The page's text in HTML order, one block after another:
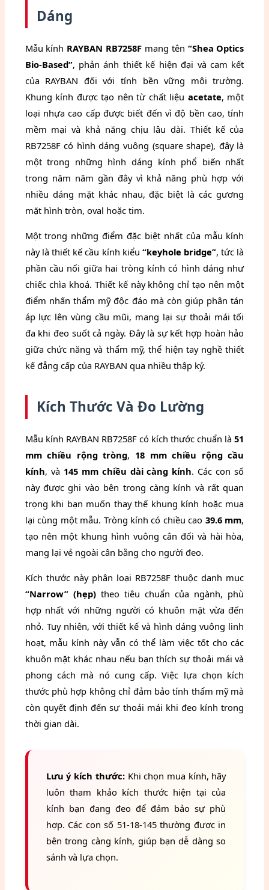
Dáng
Mẫu kính RAYBAN RB7258F mang tên “Shea Optics
Bio-Based”, phản ánh thiết kế hiện đại và cam kết
của RAYBAN đối với tính bền vững môi trường.
Khung kính được tạo nên từ chất liệu acetate, một
loại nhựa cao cấp được biết đến vì độ bền cao, tính
mềm mại và khả năng chịu lâu dài. Thiết kế của
RB7258F có hình dáng vuông (square shape), đây là
một trong những hình dáng kính phổ biến nhất
trong năm năm gần đây vì khả năng phù hợp với
nhiều dáng mặt khác nhau, đặc biệt là các gương
mặt hình tròn, oval hoặc tim.
Một trong những điểm đặc biệt nhất của mẫu kính
này là thiết kế cầu kính kiểu “keyhole bridge”, tức là
phần cầu nối giữa hai tròng kính có hình dáng như
chiếc chìa khoá. Thiết kế này không chỉ tạo nên một
điểm nhấn thẩm mỹ độc đáo mà còn giúp phân tán
áp lực lên vùng cầu mũi, mang lại sự thoải mái tối
đa khi đeo suốt cả ngày. Đây là sự kết hợp hoàn hảo
giữa chức năng và thẩm mỹ, thể hiện tay nghề thiết
kế đẳng cấp của RAYBAN qua nhiều thập kỷ.
Kích Thước Và Đo Lường
Mẫu kính RAYBAN RB7258F có kích thước chuẩn là51
mm chiều rộng tròng, 18 mm chiều rộng cầu
kính, và 145 mm chiều dài càng kính. Các con số
này được ghi vào bên trong càng kính và rất quan
trọng khi bạn muốn thay thế khung kính hoặc mua
lại cùng một mẫu. Tròng kính có chiều cao 39.6 mm,
tạo nên một khung hình vuông cân đối và hài hòa,
mang lại vẻ ngoài cân bằng cho người đeo.
Kích thước này phân loại RB7258F thuộc danh mục
“Narrow” (hẹp)theo tiêu chuẩn của ngành, phù
hợp nhất với những người có khuôn mặt vừa đến
nhỏ. Tuy nhiên, với thiết kế và hình dáng vuông linh
hoạt, mẫu kính này vẫn có thể làm việc tốt cho các
khuôn mặt khác nhau nếu bạn thích sự thoải mái và
phong cách mà nó cung cấp. Việc lựa chọn kích
thước phù hợp không chỉ đảm bảo tính thẩm mỹ mà
còn quyết định đến sự thoải mái khi đeo kính trong
thời gian dài.
Lưu ý kích thước:Khi chọn mua kính, hãy
luôn tham khảo kích thước hiện tại của
kính bạn đang đeo để đảm bảo sự phù
hợp. Các con số 51-18-145 thường được in
bên trong càng kính, giúp bạn dễ dàng so
sánh và lựa chọn.